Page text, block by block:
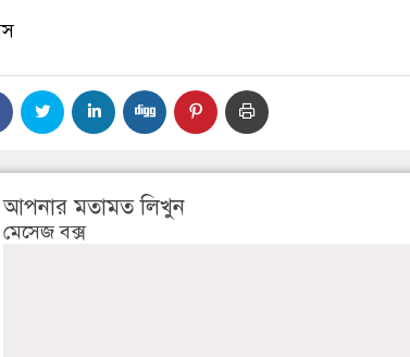
আপনার মতামত লিখুন
মেসেজ বক্স